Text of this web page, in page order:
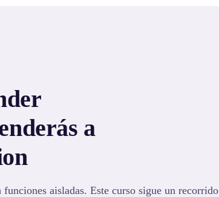
a
aisladas. Este curso sigue un recorrido